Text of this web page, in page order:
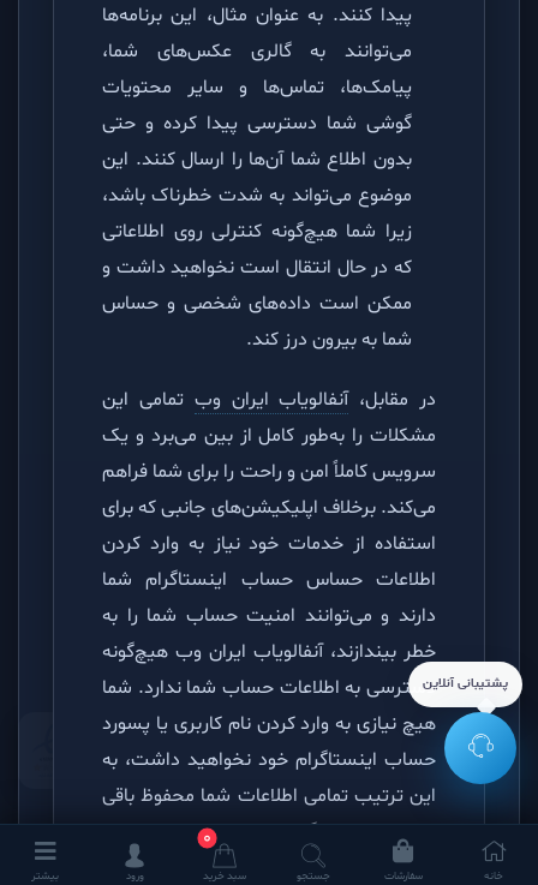
پیدا کنند. به عنوان مثال، این برنامه‌ها
می‌توانند به گالری عکس‌های شما،
پیامک‌ها، تماس‌ها و سایر محتویات
گوشی شما دسترسی پیدا کرده و حتی
بدون اطلاع شما آن‌ها را ارسال کنند. این
موضوع می‌تواند به شدت خطرناک باشد،
زیرا شما هیچ‌گونه کنترلی روی اطلاعاتی
که در حال انتقال است نخواهید داشت و
ممکن است داده‌های شخصی و حساس
شما به بیرون درز کند.
در مقابل،آنفالویاب ایران وب تمامی این
مشکلات را به‌طور کامل از بین می‌برد و یک
سرویس کاملاً امن و راحت را برای شما فراهم
می‌کند. برخلاف اپلیکیشن‌های جانبی که برای
استفاده از خدمات خود نیاز به وارد کردن
اطلاعات حساس حساب اینستاگرام شما
دارند و می‌توانند امنیت حساب شما را به
خطر بیندازند، آنفالویاب ایران وب هیچ‌گونه
دسترسی به اطلاعات حساب شما ندارد. شما
هیچ نیازی به وارد کردن نام کاربری یا پسورد
حساب اینستاگرام خود نخواهید داشت، به
این ترتیب تمامی اطلاعات شما محفوظ باقی
می‌ماند و هیچ‌گونه خطری حساب شما را
تهدید نمی‌کند.
خانه سفارشات جستجو
0
سبد خرید ورود بیشتر
پشتیبانی آنلاین